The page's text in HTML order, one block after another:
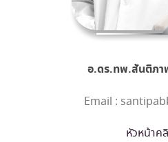
อ.ดร.ทพ.สันติภ
Email :
หัวหน้าค